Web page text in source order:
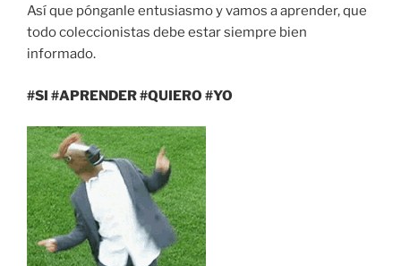
Así que pónganle entusiasmo y vamos a aprender, que
todo coleccionistas debe estar siempre bien
informado.
#SI #APRENDER #QUIERO #YO